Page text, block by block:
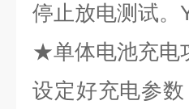
停止放电测试。
★单体电池充电
设定好充电参